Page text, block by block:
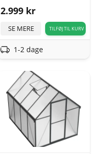
2.999 kr
SE MERE TILFØJ TIL KURV
1-2 dage